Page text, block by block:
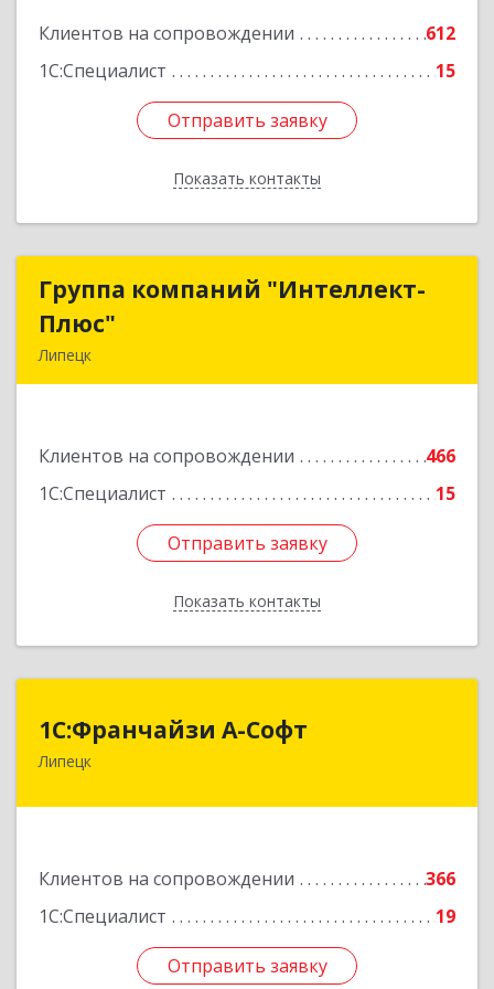
Клиентов на сопровождении
612
1С:Специалист
15
Отправить заявку
Показать контакты
Отправить заявку
Назад
Группа компаний "Интеллект-
Плюс"
Липецк
Клиентов на сопровождении
466
1С:Специалист
15
Отправить заявку
Показать контакты
Группа компаний "Интеллект-
Подробнее
Отправить заявку
Назад
1С:Франчайзи А-Софт
Липецк
Клиентов на сопровождении
366
1С:Специалист
19
Отправить заявку
1С:Франчайзи А-Софт
398059, Липецкая обл, Липецк г, Фрунзе ул,
Отправить заявку